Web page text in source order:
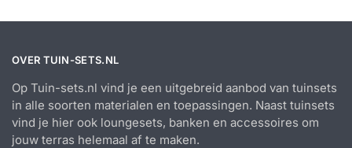
OVER TUIN-SETS.NL
Op Tuin-sets.nl vind je een uitgebreid aanbod van tuinsets
in alle soorten materialen en toepassingen. Naast tuinsets
vind je hier ook loungesets, banken en accessoires om
jouw terras helemaal af te maken.